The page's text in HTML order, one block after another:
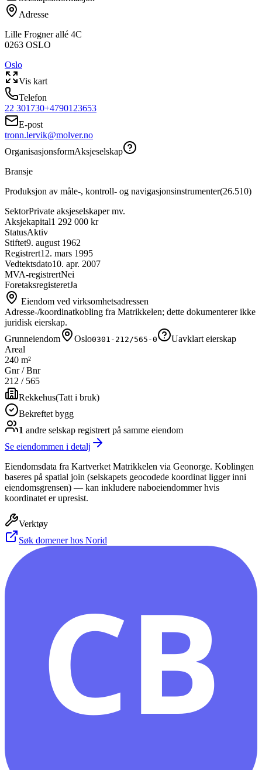
Adresse
Lille Frogner allé 4C
0263 OSLO
Oslo
Vis kart
Telefon
22 301730+4790123653
E-post
tronn.lervik@molver.no
OrganisasjonsformAksjeselskap
Bransje
Produksjon av måle-, kontroll- og navigasjonsinstrumenter(26.510)
SektorPrivate aksjeselskaper mv.
Aksjekapital1 292 000 kr
StatusAktiv
Stiftet9. august 1962
Registrert12. mars 1995
Vedtektsdato10. apr. 2007
MVA-registrertNei
ForetaksregisteretJa
Eiendom ved virksomhetsadressen
Adresse-/koordinatkobling fra Matrikkelen; dette dokumenterer ikke
juridisk eierskap.
Grunneiendom
Oslo0301-212/565-0
Uavklart eierskap
Areal
240 m²
Gnr / Bnr
212 / 565
Rekkehus(Tatt i bruk)
Bekreftet bygg
1 andre selskap registrert på samme eiendom
Se eiendommen i detalj
Eiendomsdata fra Kartverket Matrikkelen via Geonorge. Koblingen
baseres på spatial join (selskapets geocodede koordinat ligger inni
eiendomsgrensen) — kan inkludere naboeiendommer hvis
koordinatet er upresist.
Verktøy
Søk domener hos Norid
CB